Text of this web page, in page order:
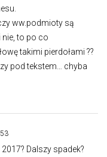
ww.podmioty są
nie, to po co
takimi pierdołami ??
pod tekstem… chyba
Dalszy spadek?